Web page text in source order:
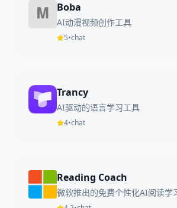
Boba
AI动漫视频创作工具
5•chat
Trancy
AI驱动的语言学习工具
4•chat
Reading Coach
微软推出的免费个性化AI阅读学